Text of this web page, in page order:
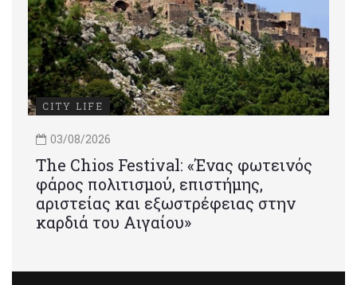
CITY LIFE
03/08/2026
Τhe Chios Festival: «Ένας φωτεινός
φάρος πολιτισμού, επιστήμης,
αριστείας και εξωστρέφειας στην
καρδιά του Αιγαίου»